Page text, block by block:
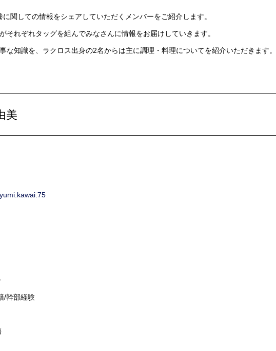
関しての情報をシェアしていただくメンバーをご紹介します。
それぞれタッグを組んでみなさんに情報をお届けしていきます。
な知識を、ラクロス出身の2名からは主に調理・料理についてを紹介いただきます。
美
幹部経験